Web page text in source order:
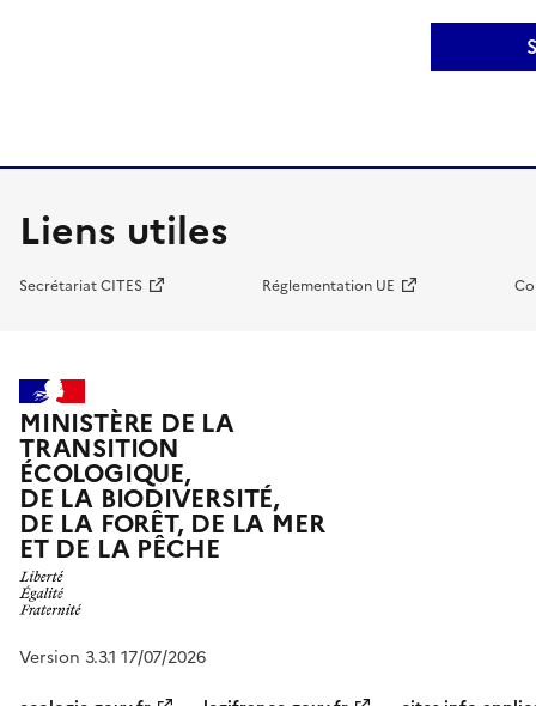
Liens utiles
Secrétariat CITES Réglementation UE
MINISTÈRE DE LA
TRANSITION
ÉCOLOGIQUE,
DE LA BIODIVERSITÉ,
DE LA FORÊT, DE LA MER
ET DE LA PÊCHE
Version 3.3.1 17/07/2026